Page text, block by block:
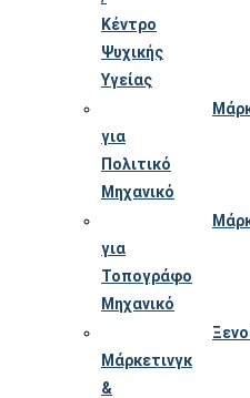
Κέντρο
Ψυχικής
Υγείας
για
Πολιτικό
Μηχανικό
για
Τοπογράφο
Μηχανικό
Μάρκετινγκ
&